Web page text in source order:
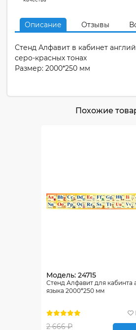
Описание Отзывы
Стенд Алфавит в кабинет
серо-красных тонах
Размер: 2000*250 мм
Похожие
Модель: 24715
Стенд Алфавит для кабинта
языка 2000*250 мм
2 666 ₽